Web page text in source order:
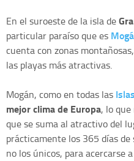
En el suroeste de la isla de
particular paraíso que es
cuenta con zonas
las playas más atractivas.
Mogán, como en todas las
mejor clima de Europa, lo que
que se suma al atractivo del
prácticamente los 365 días
no los únicos, para acercarse